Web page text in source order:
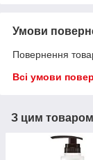
Умови
Повернення
Всі умови
З цим